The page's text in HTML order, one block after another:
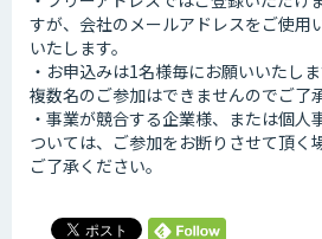
すが、会社のメールアドレスをご使用
いたします。
・お申込みは1名様毎にお願いいたし
複数名のご参加はできませんのでご了
・事業が競合する企業様、または個人
ついては、ご参加をお断りさせて頂く
ご了承ください。